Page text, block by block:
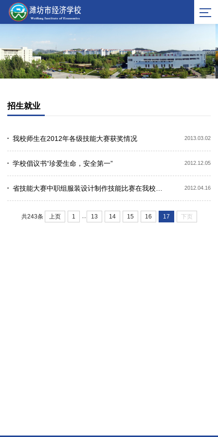
招生就业
我校师生在2012年各级技能大赛获奖情况 2013.03.02
学校倡议书“珍爱生命，安全第一” 2012.12.05
2012.04.16
共243条 上页 1 13 14 15 16 17 下页